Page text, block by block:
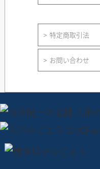
特定商取引法
お問い合わせ